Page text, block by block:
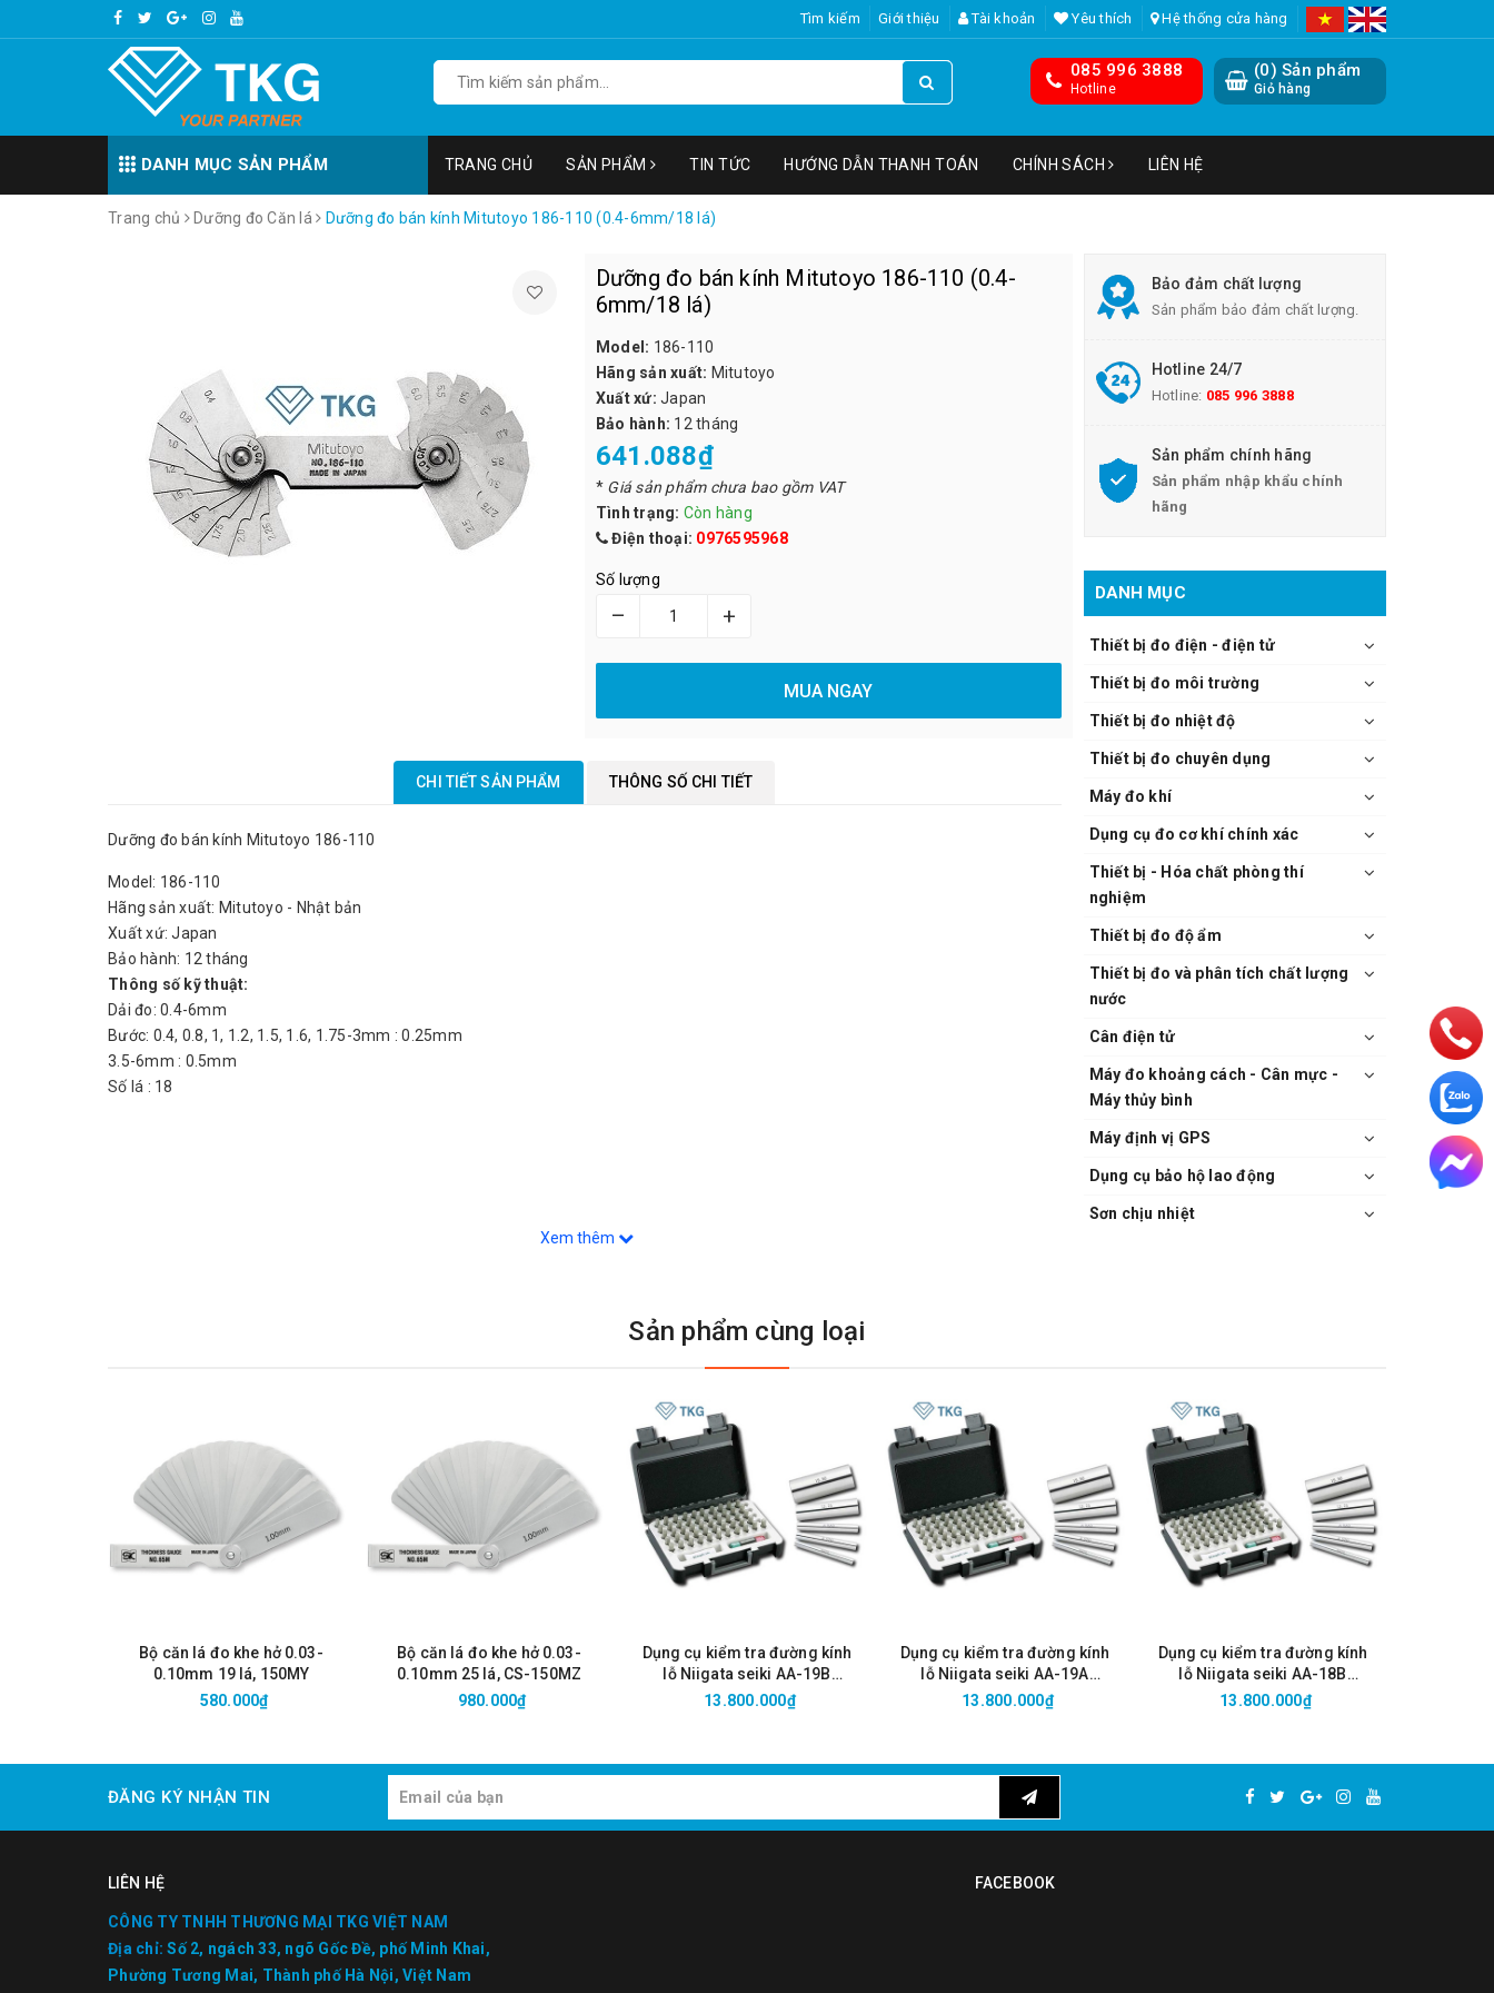
Tìm kiếm Giới thiệu Tài khoản Yêu thích Hệ thống cửa hàng
(0) Sản phẩm
Giỏ hàng
085 996 3888
Hotline
DANH MỤC SẢN PHẨM TRANG CHỦ SẢN PHẨM TIN TỨC HƯỚNG DẪN THANH TOÁN CHÍNH SÁCH LIÊN HỆ
Trang chủ Dưỡng đo Căn lá Dưỡng đo bán kính Mitutoyo 186-110 (0.4-6mm/18 lá)
Dưỡng đo bán kính Mitutoyo 186-110 (0.4-
6mm/18 lá)
Model: 186-110
Hãng sản xuất: Mitutoyo
Xuất xứ: Japan
Bảo hành: 12 tháng
641.088₫
* Giá sản phẩm chưa bao gồm VAT
Tình trạng: Còn hàng
Điện thoại: 0976595968
Số lượng
– +
MUA NGAY
CHI TIẾT SẢN PHẨM THÔNG SỐ CHI TIẾT
Dưỡng đo bán kính Mitutoyo 186-110
Model: 186-110
Hãng sản xuất: Mitutoyo - Nhật bản
Xuất xứ: Japan
Bảo hành: 12 tháng
Thông số kỹ thuật:
Dải đo: 0.4-6mm
Bước: 0.4, 0.8, 1, 1.2, 1.5, 1.6, 1.75-3mm : 0.25mm
3.5-6mm : 0.5mm
Số lá : 18
Xem thêm
Bảo đảm chất lượng
Sản phẩm bảo đảm chất lượng.
Hotline 24/7
Hotline: 085 996 3888
Sản phẩm chính hãng
Sản phẩm nhập khẩu chính
hãng
DANH MỤC
Thiết bị đo điện - điện tử
Thiết bị đo môi trường
Thiết bị đo nhiệt độ
Thiết bị đo chuyên dụng
Máy đo khí
Dụng cụ đo cơ khí chính xác
Thiết bị - Hóa chất phòng thí
nghiệm
Thiết bị đo độ ẩm
Thiết bị đo và phân tích chất lượng
nước
Cân điện tử
Máy đo khoảng cách - Cân mực -
Máy thủy bình
Máy định vị GPS
Dụng cụ bảo hộ lao động
Sơn chịu nhiệt
Sản phẩm cùng loại
Bộ căn lá đo khe hở 0.03-
0.10mm 19 lá, 150MY
580.000₫
Bộ căn lá đo khe hở 0.03-
0.10mm 25 lá, CS-150MZ
980.000₫
Dụng cụ kiểm tra đường kính
lỗ Niigata seiki AA-19B
(19.50-20.00mm/0.01)
13.800.000₫
Dụng cụ kiểm tra đường kính
lỗ Niigata seiki AA-19A
(19.00-19.50mm/0.01)
13.800.000₫
Dụng cụ kiểm tra đường kính
lỗ Niigata seiki AA-18B
(18.50-19.00mm/0.01)
13.800.000₫
ĐĂNG KÝ NHẬN TIN
LIÊN HỆ
CÔNG TY TNHH THƯƠNG MẠI TKG VIỆT NAM
Địa chỉ: Số 2, ngách 33, ngõ Gốc Đề, phố Minh Khai,
Phường Tương Mai, Thành phố Hà Nội, Việt Nam
FACEBOOK